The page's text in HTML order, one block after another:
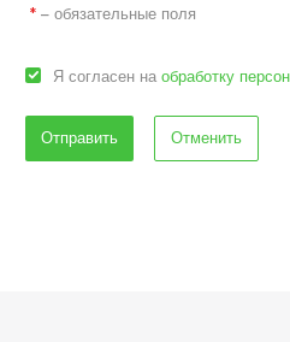
* – обязательные поля
Я согласен на обработку
Отменить